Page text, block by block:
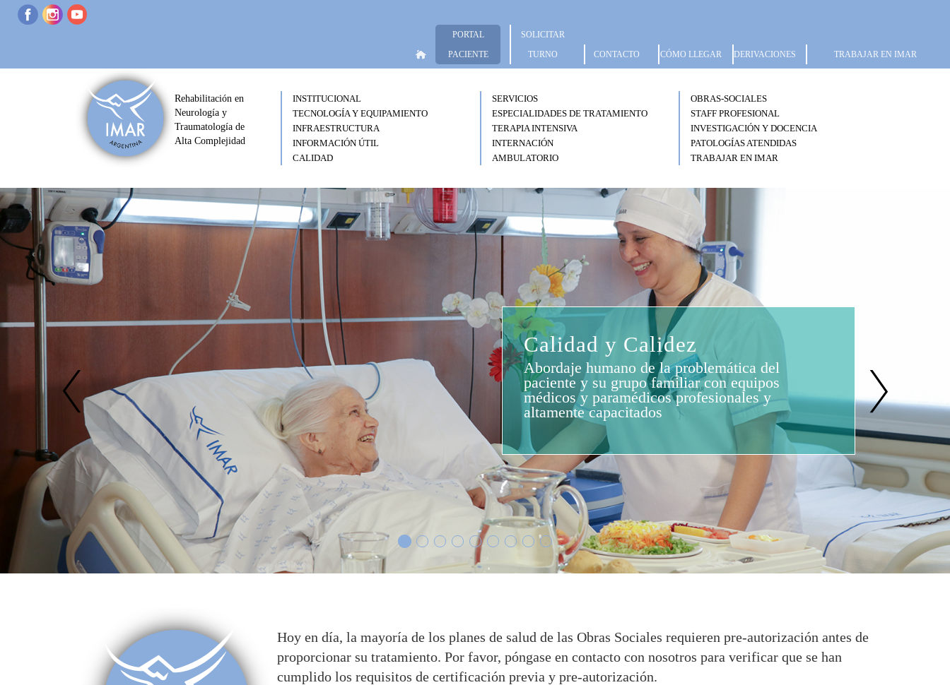
PORTAL
PACIENTE
SOLICITAR
TURNO
CONTACTO CÓMO LLEGAR DERIVACIONES TRABAJAR EN IMAR
Rehabilitación en
Neurología y
Traumatología de
Alta Complejidad
INSTITUCIONAL SERVICIOS
OBRAS-SOCIALES
TECNOLOGÍA Y EQUIPAMIENTO
ESPECIALIDADES DE TRATAMIENTO
STAFF PROFESIONAL
INFRAESTRUCTURA
TERAPIA INTENSIVA
INVESTIGACIÓN Y DOCENCIA
INFORMACIÓN ÚTIL
INTERNACIÓN
PATOLOGÍAS ATENDIDAS
CALIDAD
AMBULATORIO TRABAJAR EN IMAR
Alta complejidad
en rehabilitación física y calidad al alcance de
todos nuestros pacientes
Previous
Hoy en día, la mayoría de los planes de salud de las Obras Sociales requieren pre-autorización antes de
proporcionar su tratamiento. Por favor, póngase en contacto con nosotros para verificar que se han
cumplido los requisitos de certificación previa y pre-autorización.